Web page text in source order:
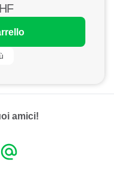
amici!